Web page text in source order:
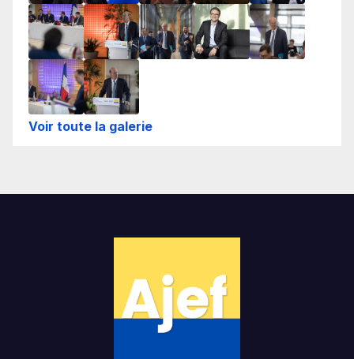
Voir toute la galerie